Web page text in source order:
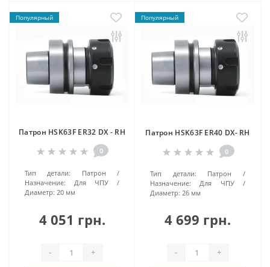
Популярный
Патрон HSK63F ER32 DX - RH
0
Тип детали:
Патрон
Назначение:
Для ЧПУ
Диаметр: 20 мм
4 051 грн.
- +
Популярный
Патрон HSK63F ER40 DX- RH
0
Тип детали:
Патрон
Назначение:
Для ЧПУ
Диаметр: 26 мм
4 699 грн.
- +